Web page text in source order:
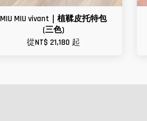
MIU MIU vivant｜植鞣皮托特包
(三色)
從NT$ 21,180 起